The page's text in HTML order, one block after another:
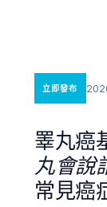
立即發布
睪丸癌
丸會說
常見癌